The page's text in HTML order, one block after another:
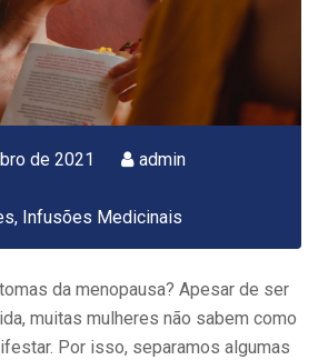
de 2021
admin
, Infusões Medicinais
da menopausa? Apesar de ser
muitas mulheres não sabem como
Por isso, separamos algumas